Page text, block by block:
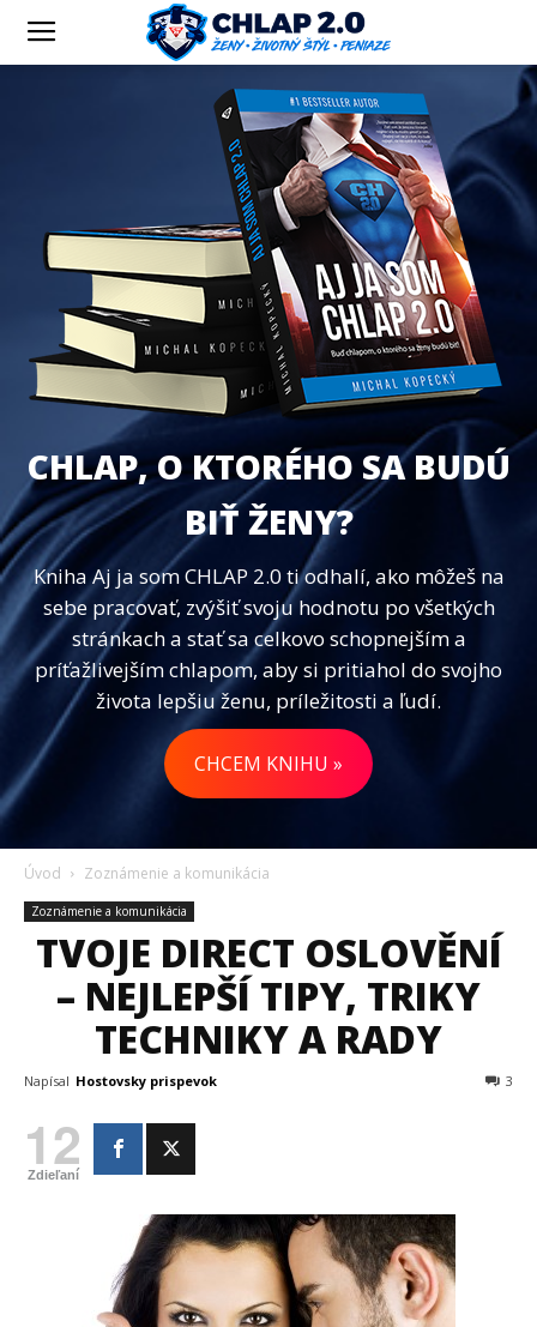
CHLAP, O KTORÉHO SA BUDÚ
BIŤ ŽENY?
Kniha Aj ja som CHLAP 2.0 ti odhalí, ako môžeš na
sebe pracovať, zvýšiť svoju hodnotu po všetkých
stránkach a stať sa celkovo schopnejším a
príťažlivejším chlapom, aby si pritiahol do svojho
života lepšiu ženu, príležitosti a ľudí.
CHCEM KNIHU »
Úvod Zoznámenie a komunikácia
Zoznámenie a komunikácia
TVOJE DIRECT OSLOVĚNÍ
– NEJLEPŠÍ TIPY, TRIKY
TECHNIKY A RADY
Napísal Hostovsky prispevok 3
12
Zdieľaní